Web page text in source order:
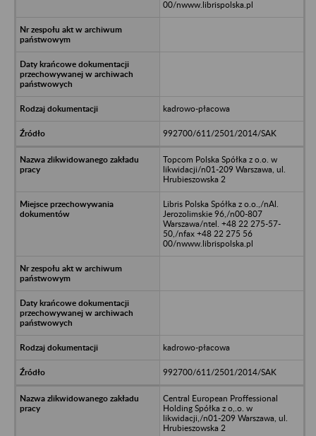
00/nwww.librispolska.pl
kadrowo-płacowa
992700/611/2501/2014/SAK
Topcom Polska Spółka z o.o. w
likwidacji/n01-209 Warszawa, ul.
Hrubieszowska 2
Libris Polska Spółka z o.o.,/nAl.
Jerozolimskie 96,/n00-807
Warszawa/ntel. +48 22 275-57-
50,/nfax +48 22 275 56
00/nwww.librispolska.pl
kadrowo-płacowa
992700/611/2501/2014/SAK
Central European Proffessional
Holding Spółka z o,.o. w
likwidacji,/n01-209 Warszawa, ul.
Hrubieszowska 2